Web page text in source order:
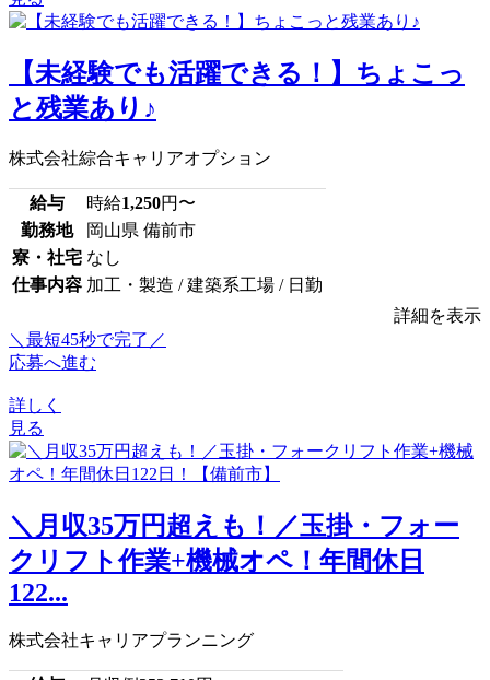
【未経験でも活躍できる！】ちょこっ
と残業あり♪
株式会社綜合キャリアオプション
給与 時給1,250円〜
勤務地
岡山県 備前市
寮・社宅 なし
仕事内容 加工・製造 / 建築系工場 / 日勤
詳細を表示
＼最短45秒で完了／
応募へ進む
詳しく
見る
＼月収35万円超えも！／玉掛・フォー
クリフト作業+機械オペ！年間休日
122...
株式会社キャリアプランニング